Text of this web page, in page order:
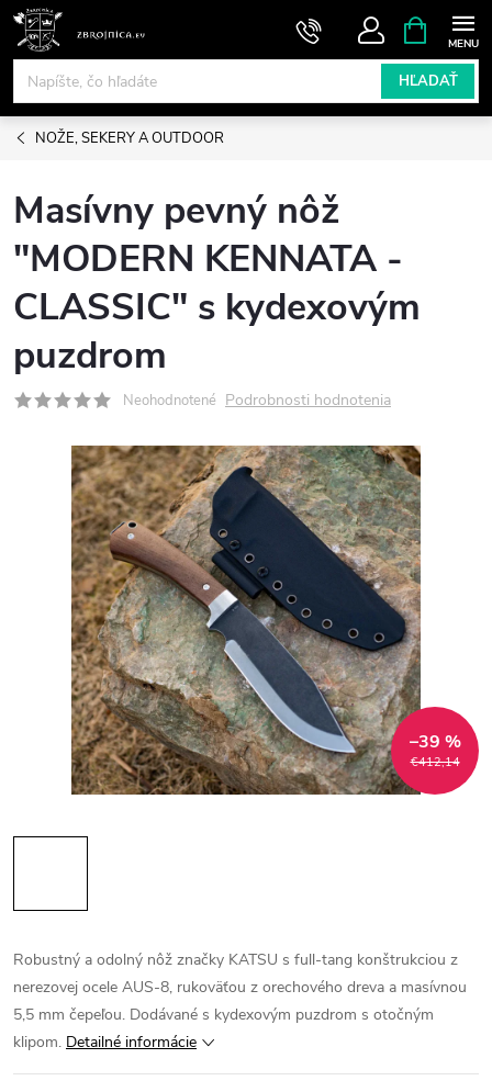
Prejsť
obsah
HĽADAŤ
KOŠÍK
NOŽE, SEKERY A OUTDOOR
Masívny pevný nôž
"MODERN KENNATA -
CLASSIC" s kydexovým
puzdrom
Neohodnotené Podrobnosti hodnotenia
€412,14
–39 %
Robustný a odolný nôž značky KATSU s full-tang konštrukciou z
nerezovej ocele AUS-8, rukoväťou z orechového dreva a masívnou
5,5 mm čepeľou. Dodávané s kydexovým puzdrom s otočným
klipom. Detailné informácie